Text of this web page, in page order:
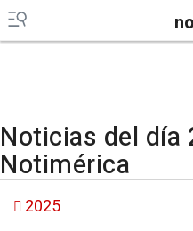
Noticias del
Notimérica
2025